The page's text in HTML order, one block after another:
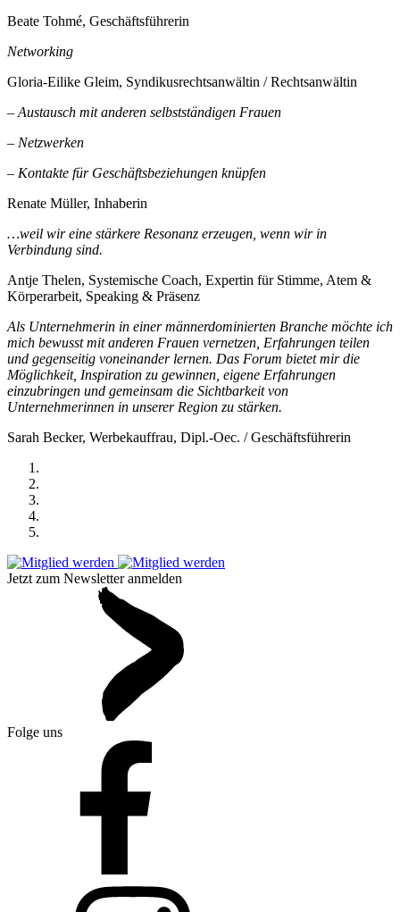
Beate Tohmé, Geschäftsführerin
Networking
Gloria-Eilike Gleim, Syndikusrechtsanwältin / Rechtsanwältin
– Austausch mit anderen selbstständigen Frauen
– Netzwerken
– Kontakte für Geschäftsbeziehungen knüpfen
Renate Müller, Inhaberin
…weil wir eine stärkere Resonanz erzeugen, wenn wir in
Verbindung sind.
Antje Thelen, Systemische Coach, Expertin für Stimme, Atem &
Körperarbeit, Speaking & Präsenz
Als Unternehmerin in einer männerdominierten Branche möchte ich
mich bewusst mit anderen Frauen vernetzen, Erfahrungen teilen
und gegenseitig voneinander lernen. Das Forum bietet mir die
Möglichkeit, Inspiration zu gewinnen, eigene Erfahrungen
einzubringen und gemeinsam die Sichtbarkeit von
Unternehmerinnen in unserer Region zu stärken.
Sarah Becker, Werbekauffrau, Dipl.-Oec. / Geschäftsführerin
Jetzt zum Newsletter anmelden
Folge uns